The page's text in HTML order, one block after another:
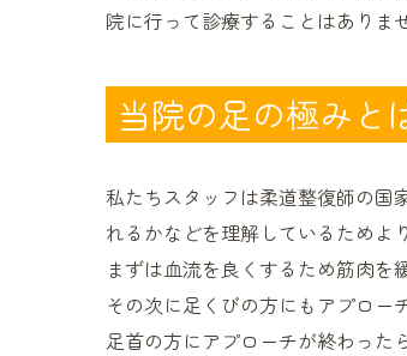
院に行って診療することはありま
当院の足の極みと
私たちスタッフは柔道整復師の国
れるかなどを理解しているためよ
まずは血流を良くするため筋肉を
その次に足くびの方にもアプロー
足首の方にアプローチが終わった